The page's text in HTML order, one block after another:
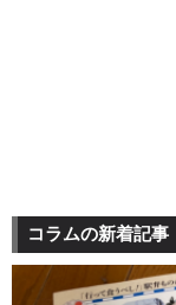
コラムの新着記事